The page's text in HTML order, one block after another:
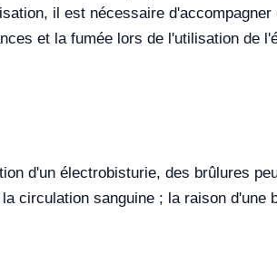
il est nécessaire d'accompagner
et la fumée lors de l'utilisation de
d'un électrobisturie, des brûlures
circulation sanguine ; la raison d'une